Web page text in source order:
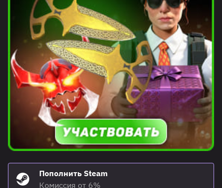
Пополнить Steam
Комиссия от 6%